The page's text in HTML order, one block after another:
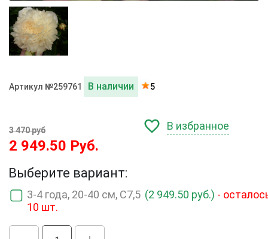
Артикул №259761 В наличии 5
3 470 руб
2 949.50 Руб.
В избранное
Выберите вариант:
3-4 года, 20-40 см, C7,5 (2 949.50 руб.) -
10 шт.